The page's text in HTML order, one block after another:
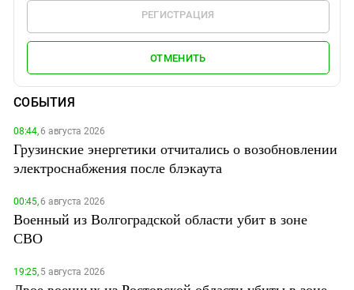
РЕГИСТРАЦИЯ
ОТМЕНИТЬ
СОБЫТИЯ
08:44,6 августа 2026
Грузинские энергетики отчитались о возобновлении
электроснабжения после блэкаута
00:45,6 августа 2026
Военный из Волгоградской области убит в зоне
СВО
19:25,5 августа 2026